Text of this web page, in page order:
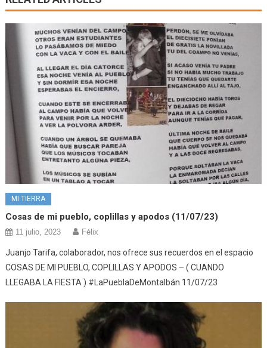
MI TIERRA
Cosas de mi pueblo, coplillas y apodos (11/07/23)
11 julio, 2023 Félix
Juanjo Tarifa, colaborador, nos ofrece sus recuerdos en el espacio
COSAS DE MI PUEBLO, COPLILLAS Y APODOS – ( CUANDO
LLEGABA LA FIESTA ) #LaPueblaDeMontalbán 11/07/23